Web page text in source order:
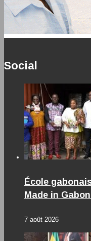
Social
École
Made in
7 août 2026